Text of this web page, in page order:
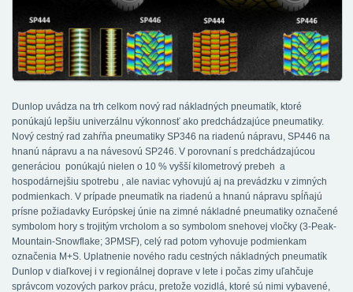
Dunlop uvádza na trh celkom nový rad nákladných pneumatík, ktoré
ponúkajú lepšiu univerzálnu výkonnosť ako predchádzajúce pneumatiky.
Nový cestný rad zahŕňa pneumatiky SP346 na riadenú nápravu, SP446 na
hnanú nápravu a na návesovú SP246. V porovnaní s predchádzajúcou
generáciou ponúkajú nielen o 10 % vyšší kilometrový prebeh a
hospodárnejšiu spotrebu , ale naviac vyhovujú aj na prevádzku v zimných
podmienkach. V prípade pneumatík na riadenú a hnanú nápravu spĺňajú
prísne požiadavky Európskej únie na zimné nákladné pneumatiky označené
symbolom hory s trojitým vrcholom a so symbolom snehovej vločky (3-Peak-
Mountain-Snowflake; 3PMSF), celý rad potom vyhovuje podmienkam
označenia M+S. Uplatnenie nového radu cestných nákladných pneumatík
Dunlop v diaľkovej i v regionálnej doprave v lete i počas zimy uľahčuje
správcom vozových parkov prácu, pretože vozidlá, ktoré sú nimi vybavené,